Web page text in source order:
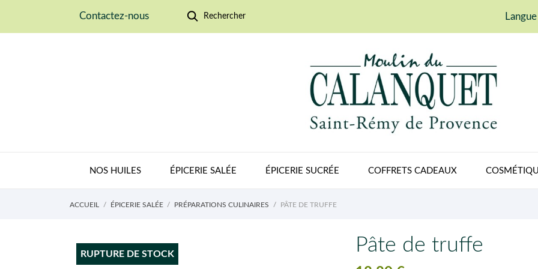
Contactez-nous Rechercher Langue
NOS HUILES ÉPICERIE SALÉE ÉPICERIE SUCRÉE COFFRETS CADEAUX
ACCUEIL ÉPICERIE SALÉE PRÉPARATIONS CULINAIRES PÂTE DE TRUFFE
RUPTURE DE STOCK Pâte de truffe